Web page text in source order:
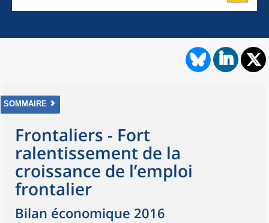
SOMMAIRE
Frontaliers - Fort
ralentissement de la
croissance de l’emploi
frontalier
Bilan économique 2016